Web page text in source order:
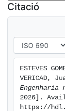
Citació
ESTEVES
VERICAD,
Engenharia
2026].
https://